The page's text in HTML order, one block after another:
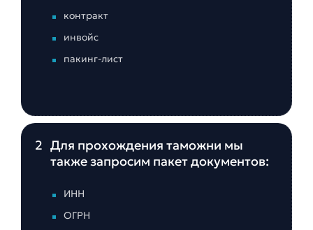
контракт
инвойс
пакинг-лист
2 Для прохождения таможни мы
также запросим пакет документов:
ИНН
ОГРН